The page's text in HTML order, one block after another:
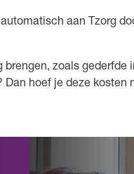
aan Tzorg
zoals
hoef je deze